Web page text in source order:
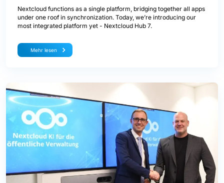
Nextcloud functions as a single platform, bridging together all apps
under one roof in synchronization. Today, we’re introducing our
most integrated platform yet - Nextcloud Hub 7.
Mehr lesen